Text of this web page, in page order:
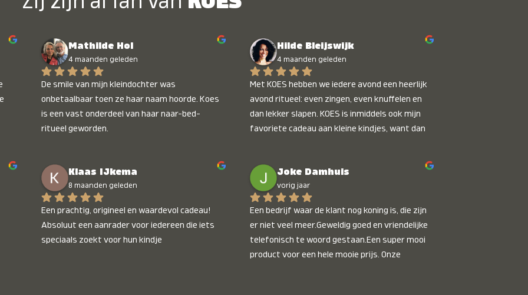
Mathilde Hol
4 maanden geleden
De smile van mijn kleindochter was
onbetaalbaar toen ze haar naam hoorde. Koes
is een vast onderdeel van haar naar-bed-
ritueel geworden.
Hilde Bleijswijk
4 maanden geleden
Met KOES hebben we iedere avond een heerlijk
avond ritueel: even zingen, even knuffelen en
dan lekker slapen. KOES is inmiddels ook mijn
favoriete cadeau aan kleine kindjes, want dan
onbetaalbaar :)
Klaas IJkema
8 maanden geleden
Een prachtig, origineel en waardevol cadeau!
Absoluut een aanrader voor iedereen die iets
speciaals zoekt voor hun kindje
Joke Damhuis
vorig jaar
Een bedrijf waar de klant nog koning is, die zijn
er niet veel meer.Geweldig goed en vriendelijke
telefonisch te woord gestaan.Een super mooi
product voor een hele mooie prijs. Onze